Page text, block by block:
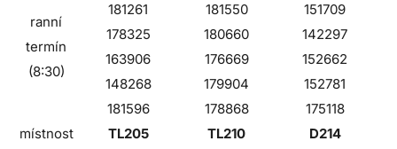
ranní
termín
(8:30)
181261
181550
151709
178325
180660
142297
163906
176669
152662
148268
179904
152781
181596
178868
175118
místnost
TL205 TL210 D214